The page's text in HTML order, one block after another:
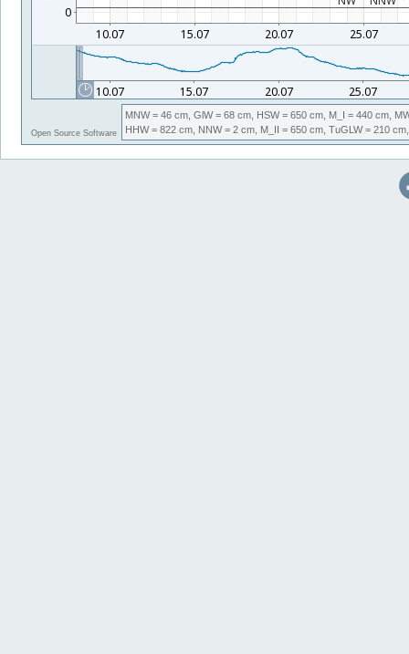
Open Source Software
MNW= 46 cm, GlW= 68 cm, HSW= 650 cm, M_I = 440 cm,
HHW= 822 cm, NNW= 2 cm, M_II = 650 cm, TuGLW= 210 cm,